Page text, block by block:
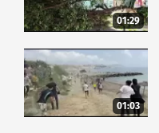
01:29
01:03